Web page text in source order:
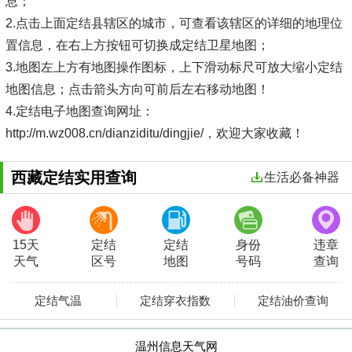
2.点击上面定结县辖区的城市，可查看该辖区的详细的地理位
置信息，在右上方按钮可切换成定结卫星地图；
3.地图左上方有地图操作图标，上下滑动标尺可放大缩小定结
地图信息；点击箭头方向可前后左右移动地图！
4.定结电子地图查询网址：
http://m.wz008.cn/dianziditu/dingjie/，欢迎大家收藏！
西藏定结实用查询 生活必备神器
15天
天气
定结
区号
定结
地图
身份
号码
违章
查询
定结气温 定结穿衣指数 定结油价查询
温州信息天气网